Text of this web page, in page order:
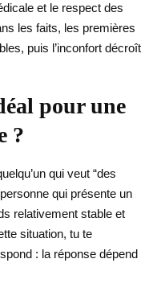
et le respect des
les faits, les premières
puis l’inconfort décroît
pour une
?
qui veut “des
qui présente un
relativement stable et
situation, tu te
: la réponse dépend